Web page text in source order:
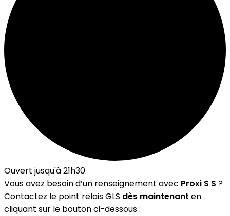
Ouvert jusqu'à 21h30
Vous avez besoin d’un renseignement avec Proxi S S ?
Contactez le point relais GLS dès maintenant en
cliquant sur le bouton ci-dessous :